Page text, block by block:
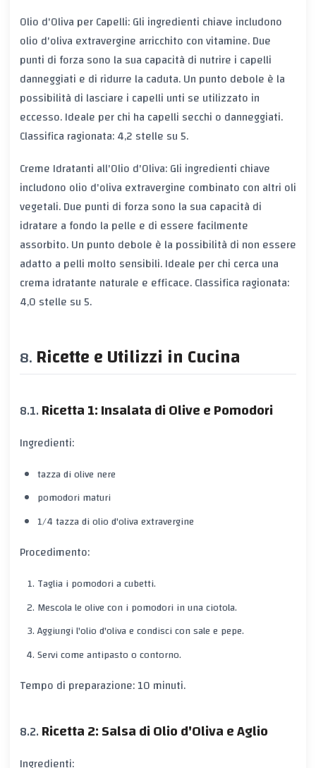
Olio d'Oliva per Capelli: Gli ingredienti chiave includono
olio d'oliva extravergine arricchito con vitamine. Due
punti di forza sono la sua capacità di nutrire i capelli
danneggiati e di ridurre la caduta. Un punto debole è la
possibilità di lasciare i capelli unti se utilizzato in
eccesso. Ideale per chi ha capelli secchi o danneggiati.
Classifica ragionata: 4,2 stelle su 5.
Creme Idratanti all'Olio d'Oliva: Gli ingredienti chiave
includono olio d'oliva extravergine combinato con altri oli
vegetali. Due punti di forza sono la sua capacità di
idratare a fondo la pelle e di essere facilmente
assorbito. Un punto debole è la possibilità di non essere
adatto a pelli molto sensibili. Ideale per chi cerca una
crema idratante naturale e efficace. Classifica ragionata:
4,0 stelle su 5.
Ricette e Utilizzi in Cucina
Ricetta 1: Insalata di Olive e Pomodori
Ingredienti:
tazza di olive nere
pomodori maturi
1/4 tazza di olio d'oliva extravergine
Procedimento:
Taglia i pomodori a cubetti.
Mescola le olive con i pomodori in una ciotola.
Aggiungi l'olio d'oliva e condisci con sale e pepe.
Servi come antipasto o contorno.
Tempo di preparazione: 10 minuti.
Ricetta 2: Salsa di Olio d'Oliva e Aglio
Ingredienti: